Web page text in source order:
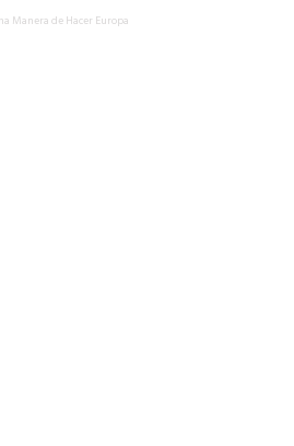
Manera de Hacer Europa